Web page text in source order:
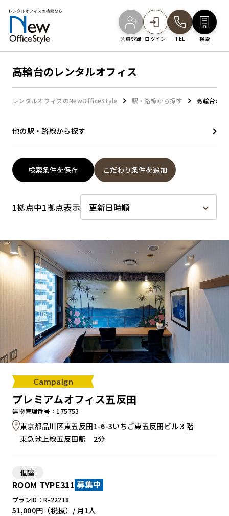
会員登録 ログイン TEL 検索
オフィスを探す
駅・路線から探す
地図から探す
キャンペーンから探す
ブランドから探す
オフィススタイルから探す
0120-999-076
受付時間 平日9:00～18:00
New Office Styleとは
高輪台のレンタルオフィス
レンタルオフィスのNewOfficeStyle 駅・路線から探す 高輪台の
他の駅・路線から探す
検索条件を保存 こだわり条件を追加
1拠点中1拠点表示
Campaign
プレミアムオフィス五反田
建物管理番号：175753
東京都品川区東五反田1-6-3いちご東五反田ビル３階
東急池上線五反田駅 2分
個室
ROOM TYPE311 募集中
プランID：R-22218
51,000円 （税抜）/ 月1人